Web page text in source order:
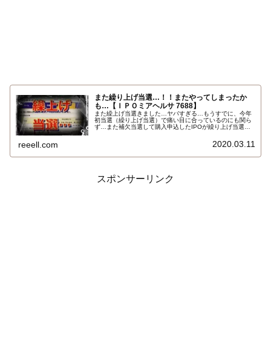
また繰り上げ当選…！！またやってしまったか
も…【ＩＰＯミアヘルサ 7688】
また繰上げ当選きました…ヤバすぎる…もうすでに、今年
初当選（繰り上げ当選）で痛い目に合っているのにも関ら
ず…また補欠当選して購入申込したIPOが繰り上げ当選と
ずほ証券さん主幹事のＩＰＯミアヘルサ（7688）です…
reeell.com 2020.03.11
スポンサーリンク